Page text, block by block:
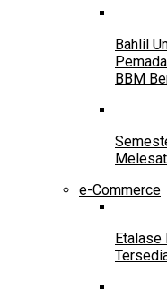
Bahlil
BBM
e-Commerce
Etalase